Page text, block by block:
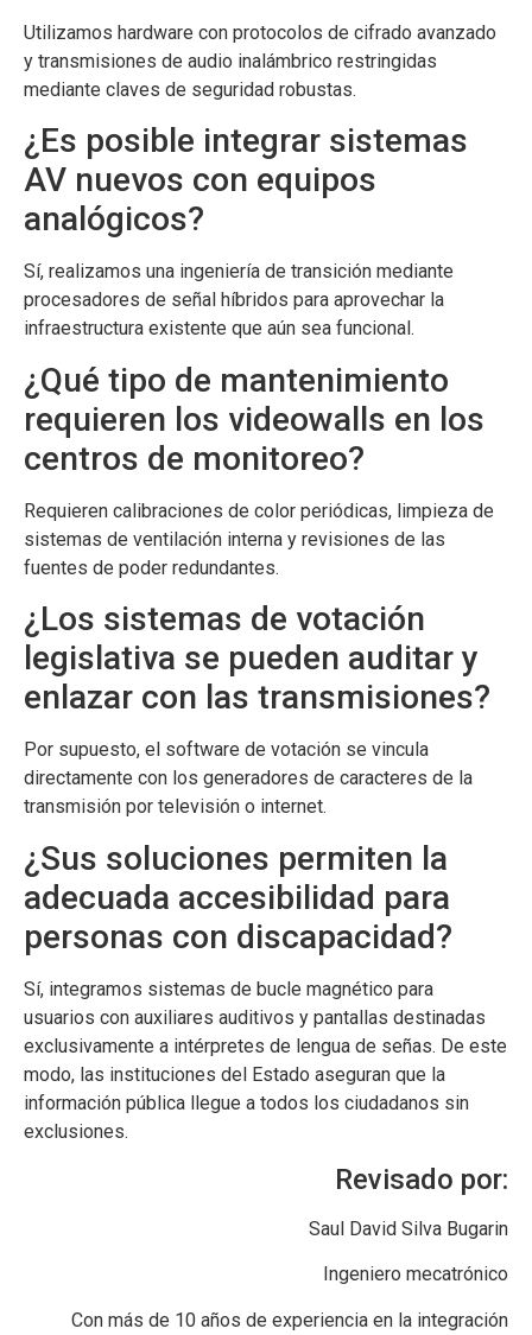
Utilizamos hardware con protocolos de cifrado avanzado
y transmisiones de audio inalámbrico restringidas
mediante claves de seguridad robustas.
¿Es posible integrar sistemas
AV nuevos con equipos
analógicos?
Sí, realizamos una ingeniería de transición mediante
procesadores de señal híbridos para aprovechar la
infraestructura existente que aún sea funcional.
¿Qué tipo de mantenimiento
requieren los videowalls en los
centros de monitoreo?
Requieren calibraciones de color periódicas, limpieza de
sistemas de ventilación interna y revisiones de las
fuentes de poder redundantes.
¿Los sistemas de votación
legislativa se pueden auditar y
enlazar con las transmisiones?
Por supuesto, el software de votación se vincula
directamente con los generadores de caracteres de la
transmisión por televisión o internet.
¿Sus soluciones permiten la
adecuada accesibilidad para
personas con discapacidad?
Sí, integramos sistemas de bucle magnético para
usuarios con auxiliares auditivos y pantallas destinadas
exclusivamente a intérpretes de lengua de señas. De este
modo, las instituciones del Estado aseguran que la
información pública llegue a todos los ciudadanos sin
exclusiones.
Revisado por:
Saul David Silva Bugarin
Ingeniero mecatrónico
Con más de 10 años de experiencia en la integración